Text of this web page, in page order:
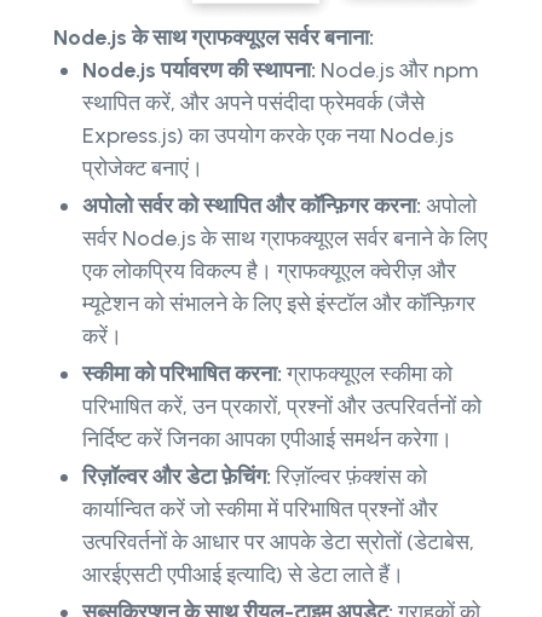
Node.js के साथ ग्राफक्यूएल सर्वर बनाना:
Node.js पर्यावरण की स्थापना: Node.js और npm
स्थापित करें, और अपने पसंदीदा फ्रेमवर्क (जैसे
Express.js) का उपयोग करके एक नया Node.js
प्रोजेक्ट बनाएं।
अपोलो सर्वर को स्थापित और कॉन्फ़िगर करना: अपोलो
सर्वर Node.js के साथ ग्राफक्यूएल सर्वर बनाने के लिए
एक लोकप्रिय विकल्प है। ग्राफक्यूएल क्वेरीज़ और
म्यूटेशन को संभालने के लिए इसे इंस्टॉल और कॉन्फ़िगर
करें।
स्कीमा को परिभाषित करना:ग्राफक्यूएल स्कीमा को
परिभाषित करें, उन प्रकारों, प्रश्नों और उत्परिवर्तनों को
निर्दिष्ट करें जिनका आपका एपीआई समर्थन करेगा।
रिज़ॉल्वर और डेटा फ़ेचिंग:रिज़ॉल्वर फ़ंक्शंस को
कार्यान्वित करें जो स्कीमा में परिभाषित प्रश्नों और
उत्परिवर्तनों के आधार पर आपके डेटा स्रोतों (डेटाबेस,
आरईएसटी एपीआई इत्यादि) से डेटा लाते हैं।